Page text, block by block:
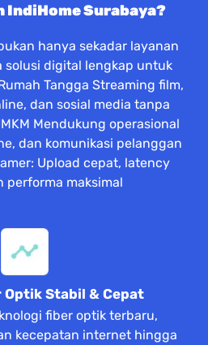
IndiHome Surabaya?
hanya sekadar layanan
digital lengkap untuk
Tangga Streaming film,
dan sosial media tanpa
Mendukung operasional
dan komunikasi pelanggan
Upload cepat, latency
performa maksimal
Optik Stabil & Cepat
fiber optik terbaru,
kecepatan internet hingga